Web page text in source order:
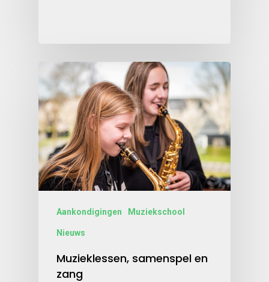
Aankondigingen Muziekschool
Nieuws
Muzieklessen, samenspel en
zang